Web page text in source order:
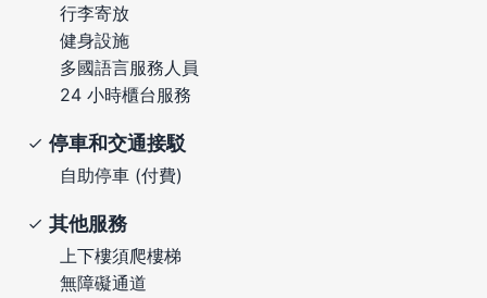
行李寄放
健身設施
多國語言服務人員
24 小時櫃台服務
停車和交通接駁
自助停車 (付費)
其他服務
上下樓須爬樓梯
無障礙通道